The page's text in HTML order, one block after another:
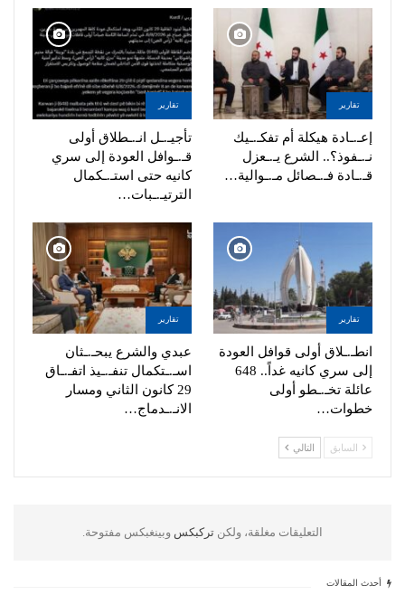
تقارير
إعـ.ـادة هيكلة أم تفكـ.ـيك
نـ.ـفوذ؟.. الشرع يـ.ـعزل
قـ.ـادة فـ.ـصائل مـ.ـوالية…
تقارير
تأجيـ.ـل انـ.ـطلاق أولى
قـ.ـوافل العودة إلى سري
كانيه حتى استـ.ـكمال
الترتيـ.ـبات…
تقارير
انطـ.ـلاق أولى قوافل العودة
إلى سري كانيه غداً.. 648
عائلة تخـ.ـطو أولى
خطوات…
تقارير
عبدي والشرع يبحـ.ـثان
اسـ.ـتكمال تنفـ.ـيذ اتفـ.ـاق
29 كانون الثاني ومسار
الانـ.ـدماج…
السابق التالي
التعليقات مغلقة، ولكن تركبكس وبينغبكس مفتوحة.
أحدث المقالات